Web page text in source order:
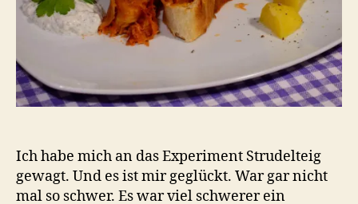
Ich habe mich an das Experiment Strudelteig
gewagt. Und es ist mir geglückt. War gar nicht
mal so schwer. Es war viel schwerer ein